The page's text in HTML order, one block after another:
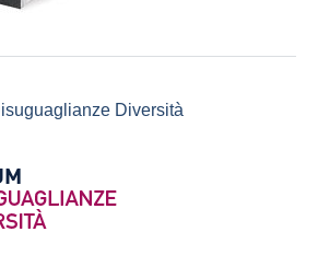
Diversità